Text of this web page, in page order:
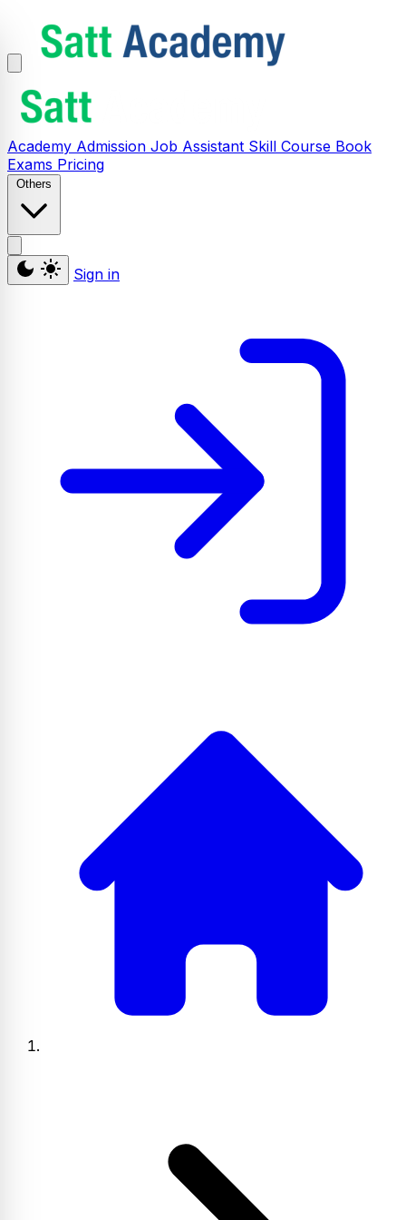
Academy Admission Job Assistant Skill Course Book
Exams Pricing
Others
Sign in